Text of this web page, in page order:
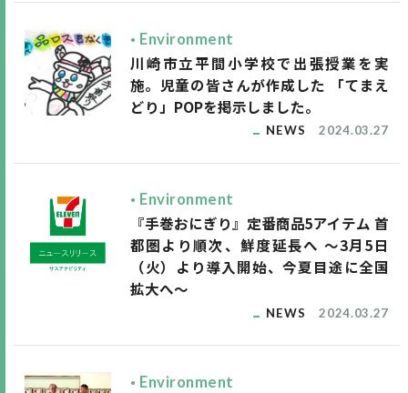
Environment
川崎市立平間小学校で出張授業を実
施。児童の皆さんが作成した 「てまえ
どり」POPを掲示しました。
NEWS 2024.03.27
Environment
『手巻おにぎり』定番商品5アイテム 首
都圏より順次、鮮度延長へ ～3月5日
（火）より導入開始、今夏目途に全国
拡大へ～
NEWS 2024.03.27
Environment